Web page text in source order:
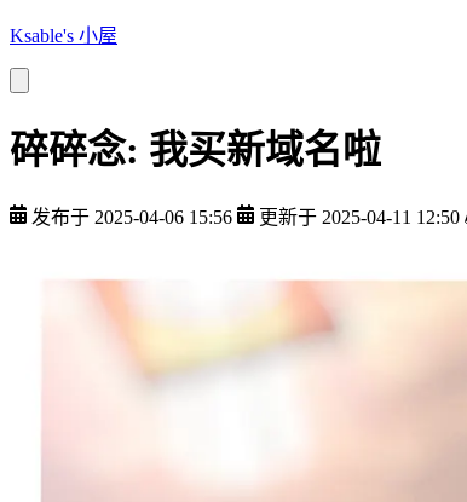
Ksable's 小屋
碎碎念: 我买新域名啦
发布于 2025-04-06 15:56 更新于 2025-04-11 12:50